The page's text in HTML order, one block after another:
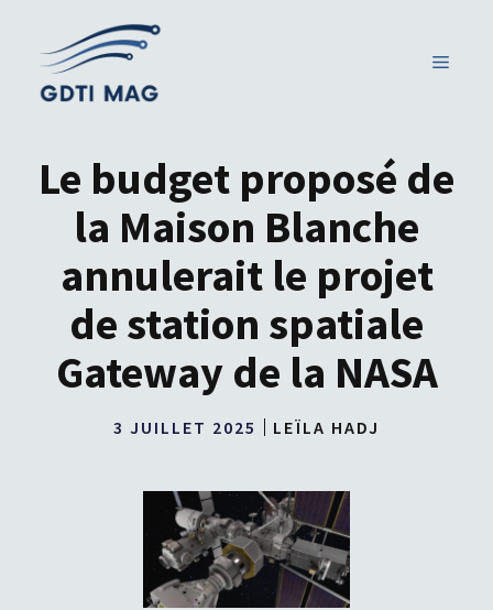
contenu
MENU
Le budget proposé de
la Maison Blanche
annulerait le projet
de station spatiale
Gateway de la NASA
3 JUILLET 2025 LEÏLA HADJ